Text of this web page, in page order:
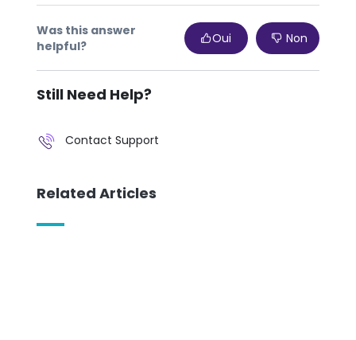
Was this answer
helpful?
Oui Non
Still Need Help?
Contact Support
Related Articles